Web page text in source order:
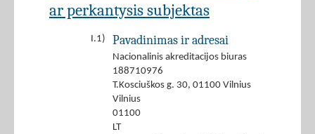
ar perkantysis subjektas
I.1) Pavadinimas ir adresai
Nacionalinis akreditacijos biuras
188710976
T.Kosciuškos g. 30, 01100 Vilnius
Vilnius
01100
LT